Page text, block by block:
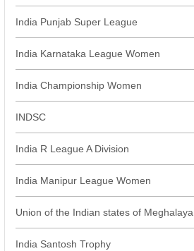
India Punjab Super League
India Karnataka League Women
India Championship Women
INDSC
India R League A Division
India Manipur League Women
Union of the Indian states of Meghalaya
India Santosh Trophy